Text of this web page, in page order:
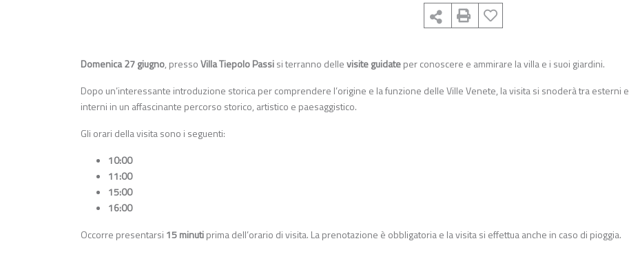
Domenica 27 giugno, pressoVilla Tiepolo Passisi terranno dellevisite guidateper conoscere e ammirare la villa e i suoi giardini.
Dopo un’interessante introduzione storica per comprendere l’origine e la funzione delle Ville Venete, la visita si snoderà tra esterni e
interni in un affascinante percorso storico, artistico e paesaggistico.
Gli orari della visita sono i seguenti:
10:00
11:00
15:00
16:00
Occorre presentarsi 15 minutiprima dell’orario di visita. La prenotazione è obbligatoria e la visita si effettua anche in caso di pioggia.